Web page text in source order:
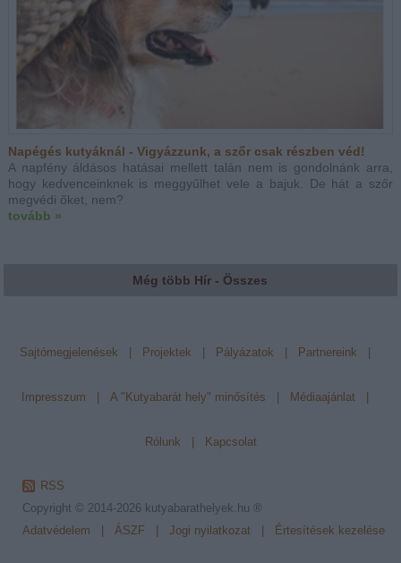
Napégés kutyáknál - Vigyázzunk, a szőr csak részben véd!
A napfény áldásos hatásai mellett talán nem is gondolnánk arra,
hogy kedvenceinknek is meggyűlhet vele a bajuk. De hát a szőr
megvédi őket, nem?
tovább »
Még több Hír - Összes
Sajtómegjelenések | Projektek | Pályázatok | Partnereink |
Impresszum | A "Kutyabarát hely" minősítés | Médiaajánlat |
Rólunk | Kapcsolat
RSS
Copyright © 2014-2026 kutyabarathelyek.hu ®
Adatvédelem | ÁSZF | Jogi nyilatkozat | Értesítések kezelése